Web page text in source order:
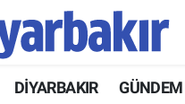
DİYARBAKIR GÜNDEM